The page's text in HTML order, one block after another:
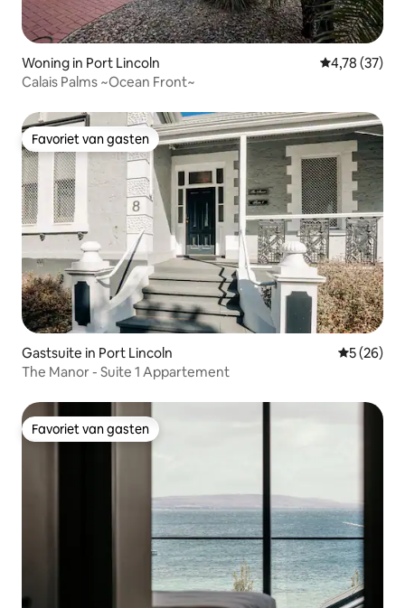
Woning in Port Lincoln Gemiddelde
4,78 (37)
Calais Palms ~Ocean Front~
Favoriet van gasten
Favoriet van gasten
Gastsuite in Port Lincoln
5 (26)
The Manor - Suite 1 Appartement
Favoriet van gasten
Favoriet van gasten